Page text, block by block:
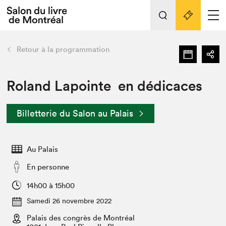
Espace médias
Espace exposant⋅e⋅s
Tout sur l'édition 2022
Actualités
Vidéos et Balados
Club de lecture Braindate
retour Nos activités
Édition 2022
Nous connaître
Projets partenaires 2022
Archives
Liens pratiques
Retour à la programmation
Roland Lapointe en dédicaces
Billetterie du Salon au Palais
Au Palais
En personne
14h00 à 15h00
Samedi 26 novembre 2022
Palais des congrès de Montréal